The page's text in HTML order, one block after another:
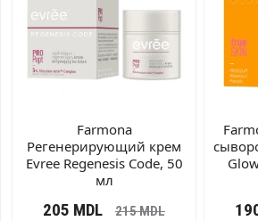
Farmonа
Регенерирующий крем
Evree Regenesis Code, 50
мл
205 MDL 215MDL